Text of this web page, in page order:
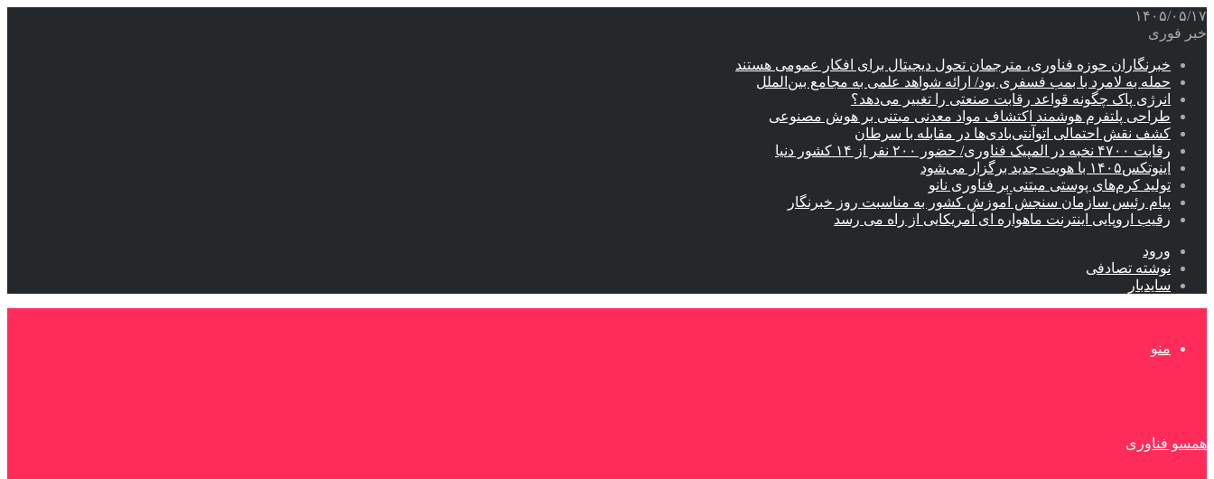
۱۴۰۵/۰۵/۱۷
خبر فوری
خبرنگاران حوزه فناوری، مترجمان تحول دیجیتال برای افکار عمومی هستند
حمله به لامرد با بمب فسفری بود/ ارائه شواهد علمی به مجامع بین‌الملل
انرژی پاک چگونه قواعد رقابت صنعتی را تغییر می‌دهد؟
طراحی پلتفرم هوشمند اکتشاف مواد معدنی مبتنی بر هوش مصنوعی
کشف نقش احتمالی اتوآنتی‌بادی‌ها در مقابله با سرطان
رقابت ۴۷۰۰ نخبه در المپیک فناوری/ حضور ۲۰۰ نفر از ۱۴ کشور دنیا
اینوتکس۱۴۰۵ با هویت جدید برگزار می‌شود
تولید کرم‌های پوستی مبتنی بر فناوری نانو
پیام رئیس سازمان سنجش آموزش کشور به مناسبت روز خبرنگار
رقیب اروپایی اینترنت ماهواره ای آمریکایی از راه می رسد
ورود
نوشته تصادفی
سایدبار
منو
همسو فناوری